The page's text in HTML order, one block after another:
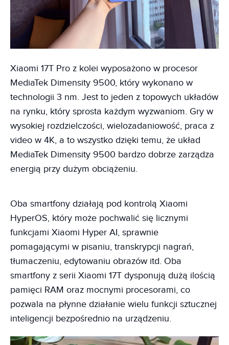
Xiaomi 17T Pro z kolei wyposażono w procesor
MediaTek Dimensity 9500, który wykonano w
technologii 3 nm. Jest to jeden z topowych układów
na rynku, który sprosta każdym wyzwaniom. Gry w
wysokiej rozdzielczości, wielozadaniowość, praca z
video w 4K, a to wszystko dzięki temu, że układ
MediaTek Dimensity 9500 bardzo dobrze zarządza
energią przy dużym obciążeniu.
Oba smartfony działają pod kontrolą Xiaomi
HyperOS, który może pochwalić się licznymi
funkcjami Xiaomi Hyper AI, sprawnie
pomagającymi w pisaniu, transkrypcji nagrań,
tłumaczeniu, edytowaniu obrazów itd. Oba
smartfony z serii Xiaomi 17T dysponują dużą ilością
pamięci RAM oraz mocnymi procesorami, co
pozwala na płynne działanie wielu funkcji sztucznej
inteligencji bezpośrednio na urządzeniu.